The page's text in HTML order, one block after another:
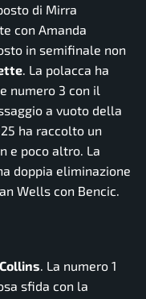
di Mirra
con Amanda
in semifinale non
. La polacca ha
numero 3 con il
a vuoto della
ha raccolto un
e poco altro. La
doppia eliminazione
Wells con Bencic.
. La numero 1
sfida con la